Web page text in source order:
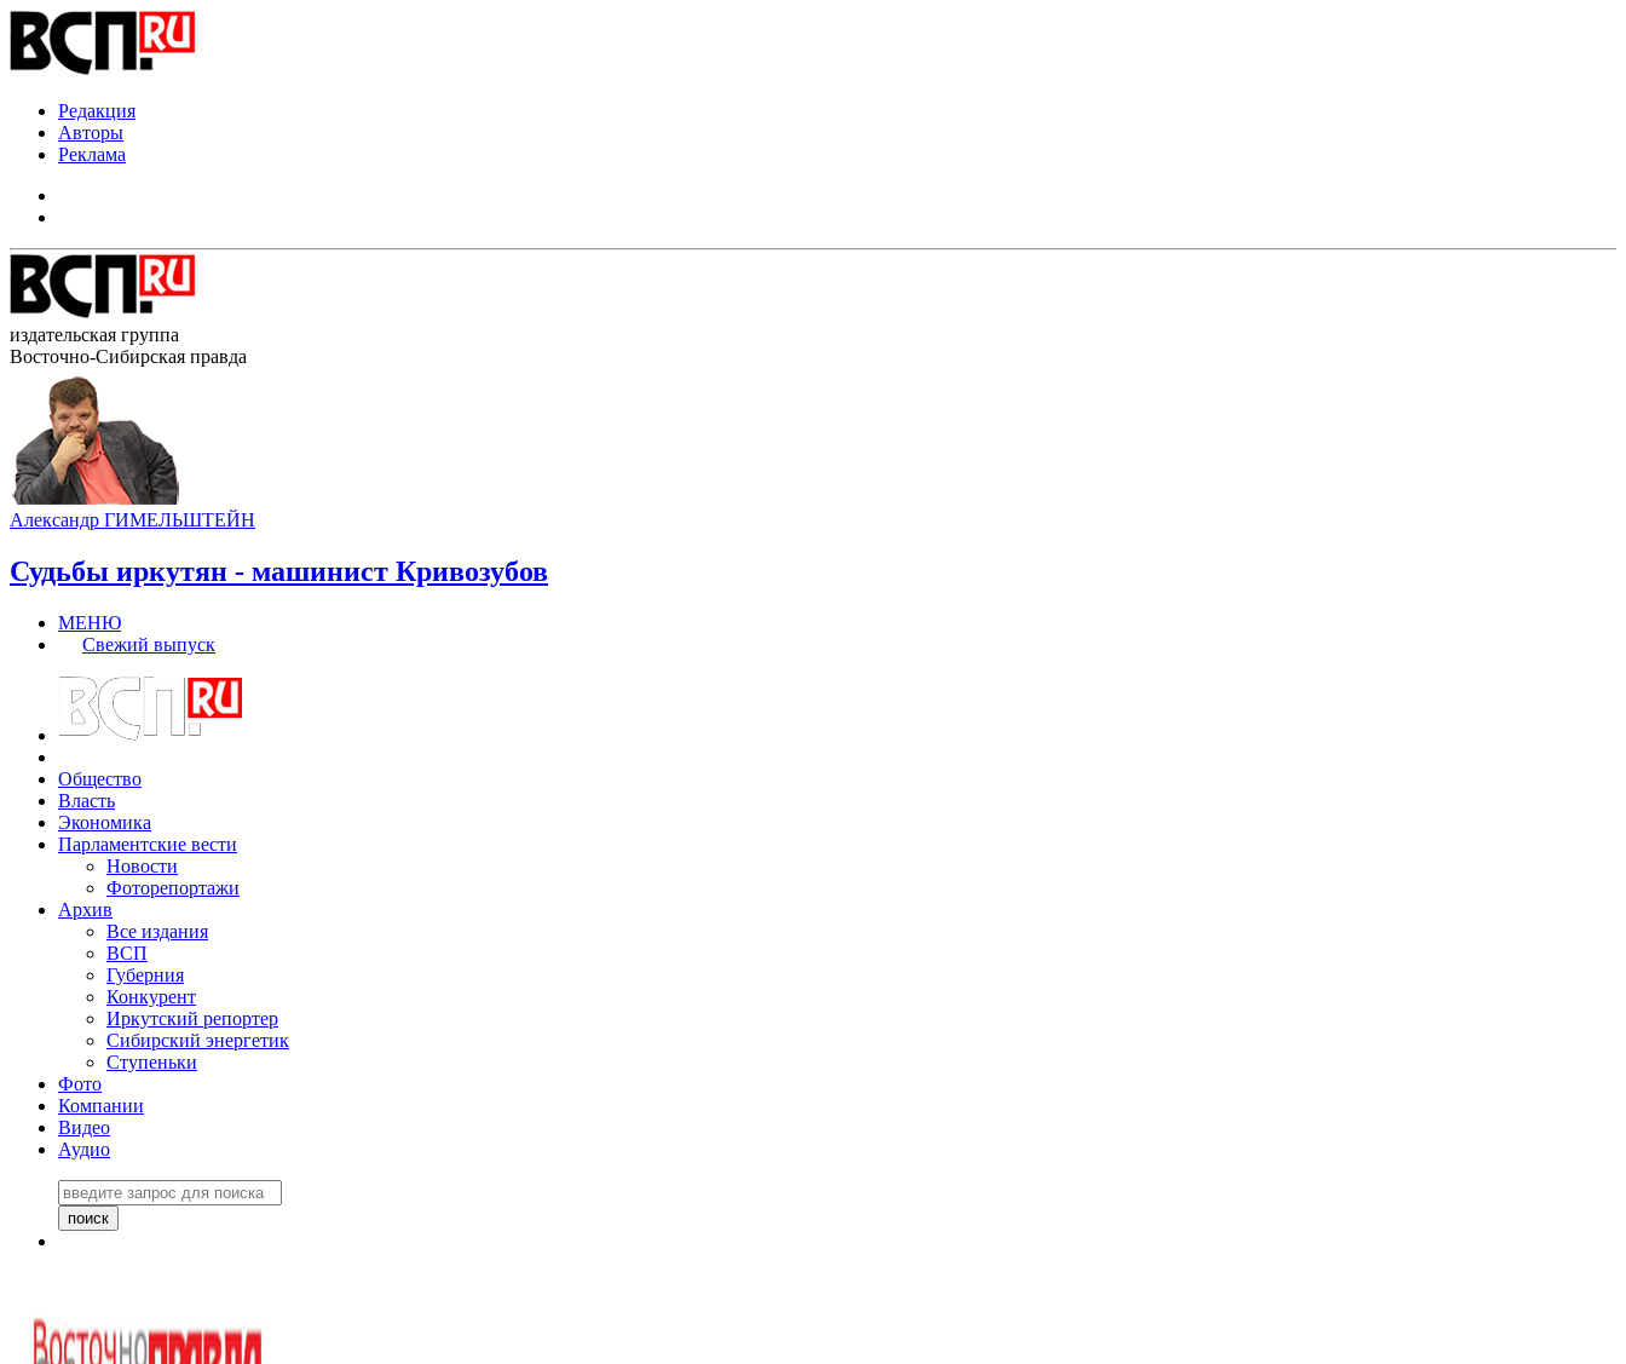
Редакция
Авторы
Реклама
издательская группа
Восточно-Сибирская правда
Александр ГИМЕЛЬШТЕЙН
Судьбы иркутян - машинист Кривозубов
МЕНЮ
Свежий выпуск
Общество
Власть
Экономика
Парламентские вести
Новости
Фоторепортажи
Архив
Все издания
ВСП
Губерния
Конкурент
Иркутский репортер
Сибирский энергетик
Ступеньки
Фото
Компании
Видео
Аудио